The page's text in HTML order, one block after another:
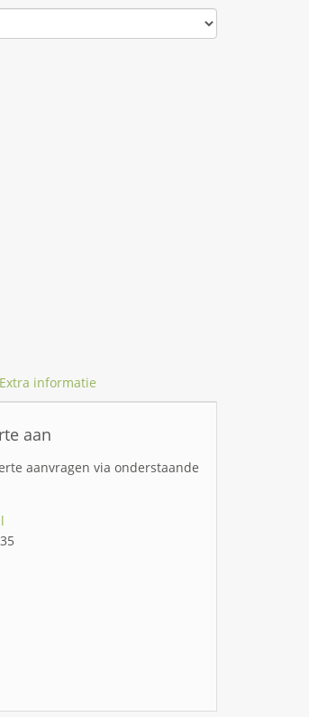
Extra informatie
aan
aanvragen via onderstaande